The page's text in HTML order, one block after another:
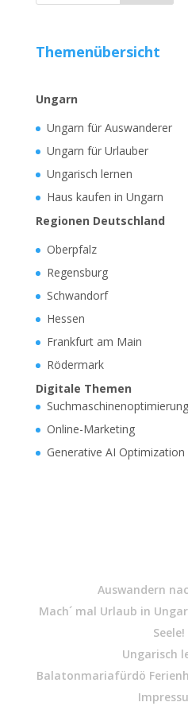
Themenübersicht
Ungarn
Ungarn für Auswanderer
Ungarn für Urlauber
Ungarisch lernen
Haus kaufen in Ungarn
Regionen Deutschland
Oberpfalz
Regensburg
Schwandorf
Hessen
Frankfurt am Main
Rödermark
Digitale Themen
Online-Marketing
Generative AI Optimization
Auswandern
Mach´ mal Urlaub in
Seele!
Ungarisch
Balatonmariafürdö